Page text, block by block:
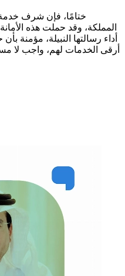
ختامًا، فإن شرف خدمة
المملكة، وقد حملت هذه
أداء رسالتها النبيلة، مؤمنة
أرقى الخدمات لهم، واجب لا